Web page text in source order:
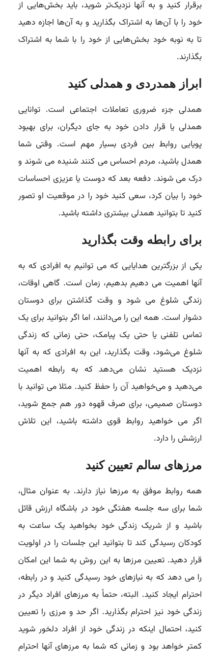
برقرار کنید و به آنها نزدیک‌تر شوید، باید بخش‌هایی از
خود را با آن‌ها به اشتراک بگذارید و به آن‌ها اجازه دهید
تا به نوبه خود بخش‌هایی از خود را با شما به اشتراک
بگذارند.
ابراز همدردی و همدلی کنید
همدلی جزء ضروری تعاملات اجتماعی است. توانایی
همدلی یا قرار دادن خود به جای دیگران، برای بهبود
پویایی روابط بین فردی بسیار مهم است. وقتی شما
همدل باشید، مردم احساس می کنند شنیده می شوند و
درک می شوند. دفعه بعد که دوست یا عزیزی احساسات
خود را بیان کرد، سعی کنید خود را در موقعیت او تصور
کنید تا بتوانید همدلی بیشتری داشته باشید.
برای رابطه وقت بگذارید
یکی از بزرگترین هدایایی که می توانیم به افرادی که به
آنها اهمیت می دهیم بدهیم، زمان است. گاهی اوقات،
زندگی شلوغ می شود و وقت گذاشتن برای دوستان
دشوار است. همه این را می‌دانند، اما اگر بتوانید برای یک
تماس تلفنی یا حتی یک پیامک، حتی زمانی که زندگی
شلوغ می‌شود، وقت بگذارید، این به افرادی که به آنها
نزدیک هستید نشان می‌دهد که به رابطه اهمیت
می‌دهید و می‌خواهید آن را حفظ کنید. مثلا می توانید با
دوستان صمیمی، برای صرف قهوه دور هم جمع شوید،
اگر می خواهید روابط قوی داشته باشید، این تلاش
ارزشش را دارد.
مرزهای سالم تعیین کنید
همه روابط موفق به مرزها نیاز دارند. به عنوان مثال،
شما برای سه جلسه هفتگی خود در باشگاه ارزش قائل
باشید و از شریک زندگی خود بخواهید یک ساعت به
کودکان رسیدگی کند تا بتوانید این جلسات را در اولویت
قرار دهید. تعیین مرزها به این روش به شما این امکان
را می دهد که به نیازهای خود رسیدگی کنید و در رابطه،
احترام ایجاد کنید. البته، حتماً به مرزهای افراد دیگر در
زندگی خود نیز احترام بگذارید. اگر حد و مرزی را تعیین
کنید، احتمال اینکه در زندگی خود از افراد دلخور شوید
کمتر خواهد بود و زمانی که شما به مرزهای آنها احترام